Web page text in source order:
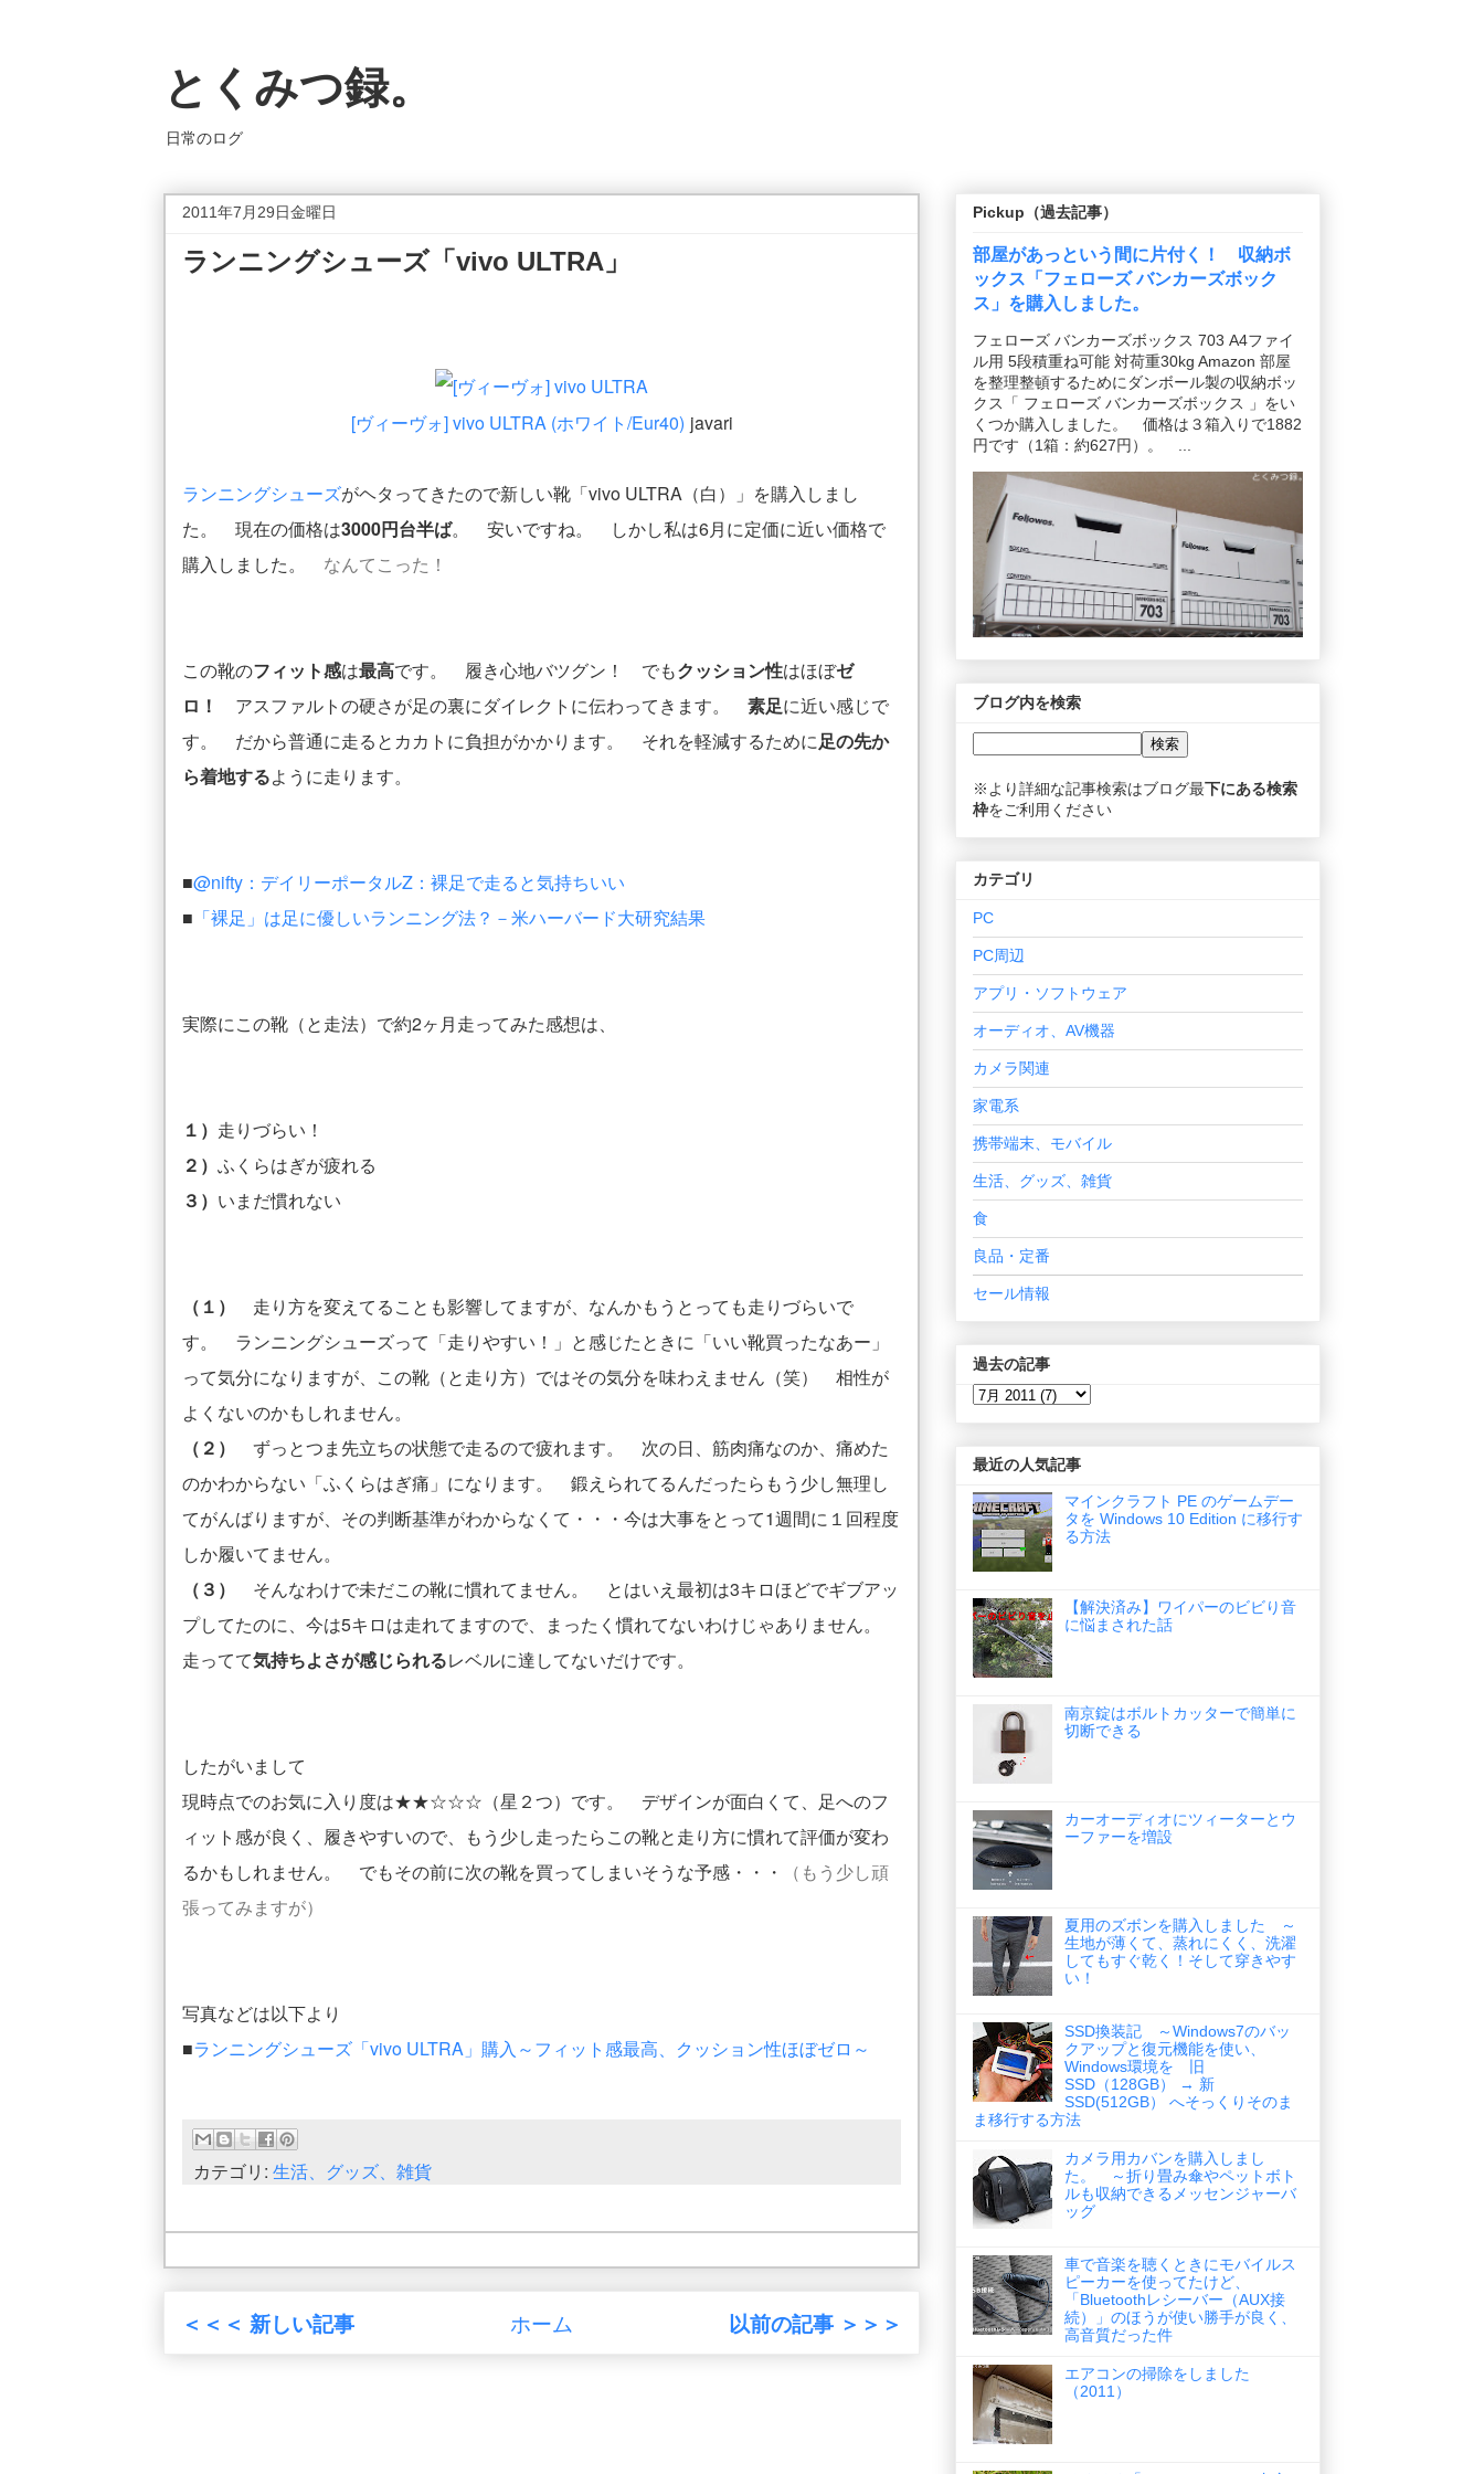
とくみつ録。
日常のログ
2011年7月29日金曜日
ランニングシューズ「vivo ULTRA」
[ヴィーヴォ] vivo ULTRA (ホワイト/Eur40) javari
ランニングシューズがヘタってきたので新しい靴「vivo ULTRA（白）」を購入しまし
た。 現在の価格は3000円台半ば。 安いですね。 しかし私は6月に定価に近い価格で
購入しました。 なんてこった！
この靴のフィット感は最高です。 履き心地バツグン！ でもクッション性はほぼゼ
ロ！
アスファルトの硬さが足の裏にダイレクトに伝わってきます。 素足に近い感じで
す。 だから普通に走るとカカトに負担がかかります。 それを軽減するために足の先か
ら着地するように走ります。
■@nifty：デイリーポータルZ：裸足で走ると気持ちいい
■ 「裸足」は足に優しいランニング法？－米ハーバード大研究結果
実際にこの靴（と走法）で約2ヶ月走ってみた感想は、
１） 走りづらい！
２） ふくらはぎが疲れる
３） いまだ慣れない
（１）
走り方を変えてることも影響してますが、なんかもうとっても走りづらいで
す。 ランニングシューズって「走りやすい！」と感じたときに「いい靴買ったなあー」
って気分になりますが、この靴（と走り方）ではその気分を味わえません（笑） 相性が
よくないのかもしれません。
（２）
ずっとつま先立ちの状態で走るので疲れます。 次の日、筋肉痛なのか、痛めた
のかわからない「ふくらはぎ痛」になります。 鍛えられてるんだったらもう少し無理し
てがんばりますが、その判断基準がわからなくて・・・今は大事をとって1週間に１回程度
しか履いてません。
（３）
そんなわけで未だこの靴に慣れてません。 とはいえ最初は3キロほどでギブアッ
プしてたのに、今は5キロは走れてますので、まったく慣れてないわけじゃありません。
走ってて気持ちよさが感じられるレベルに達してないだけです。
したがいまして
現時点でのお気に入り度は★★☆☆☆（星２つ）です。 デザインが面白くて、足へのフ
ィット感が良く、履きやすいので、もう少し走ったらこの靴と走り方に慣れて評価が変わ
るかもしれません。 でもその前に次の靴を買ってしまいそうな予感・・・
（もう少し頑
張ってみますが）
写真などは以下より
■ランニングシューズ「vivo ULTRA」購入～フィット感最高、クッション性ほぼゼロ～
カテゴリ: 生活、グッズ、雑貨
＜＜＜ 新しい記事 以前の記事 ＞＞＞
ホーム
Pickup（過去記事）
部屋があっという間に片付く！ 収納ボ
ックス「フェローズ バンカーズボック
ス」を購入しました。
フェローズ バンカーズボックス 703 A4ファイ
ル用 5段積重ね可能 対荷重30kg Amazon 部屋
を整理整頓するためにダンボール製の収納ボッ
クス「 フェローズ バンカーズボックス 」をい
くつか購入しました。 価格は３箱入りで1882
円です（1箱：約627円）。 ...
ブログ内を検索
※より詳細な記事検索はブログ最下にある検索
枠をご利用ください
カテゴリ
PC
PC周辺
アプリ・ソフトウェア
オーディオ、AV機器
カメラ関連
家電系
携帯端末、モバイル
生活、グッズ、雑貨
食
良品・定番
セール情報
過去の記事
最近の人気記事
マインクラフト PE のゲームデー
タを Windows 10 Edition に移行す
る方法
【解決済み】ワイパーのビビり音
に悩まされた話
南京錠はボルトカッターで簡単に
切断できる
カーオーディオにツィーターとウ
ーファーを増設
夏用のズボンを購入しました ～
生地が薄くて、蒸れにくく、洗濯
してもすぐ乾く！そして穿きやす
い！
SSD換装記 ～Windows7のバッ
クアップと復元機能を使い、
Windows環境を 旧
SSD（128GB） → 新
SSD(512GB） へそっくりそのま
ま移行する方法
カメラ用カバンを購入しまし
た。 ～折り畳み傘やペットボト
ルも収納できるメッセンジャーバ
ッグ
車で音楽を聴くときにモバイルス
ピーカーを使ってたけど、
「Bluetoothレシーバー（AUX接
続）」のほうが使い勝手が良く、
高音質だった件
エアコンの掃除をしました
（2011）